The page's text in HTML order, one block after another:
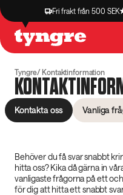
Fri frakt från 500 SEK
Butik Recept
Tyngre Kontaktinformation
Kontakta oss Vanliga
Behöver du få svar snabbt
hitta oss? Kika då gärna in
vanligaste frågorna på ett
för dig att hitta ett snabbt